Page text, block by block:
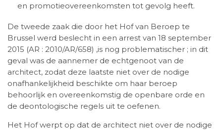
en promotieovereenkomsten tot gevolg heeft.
De tweede zaak die door het Hof van Beroep te
Brussel werd beslecht in een arrest van 18 september
2015 (AR : 2010/AR/658) ,is nog problematischer ; in dit
geval was de aannemer de echtgenoot van de
architect, zodat deze laatste niet over de nodige
onafhankelijkheid beschikte om haar beroep
behoorlijk en overeenkomstig de openbare orde en
de deontologische regels uit te oefenen.
Het Hof werpt op dat de architect niet over de nodige